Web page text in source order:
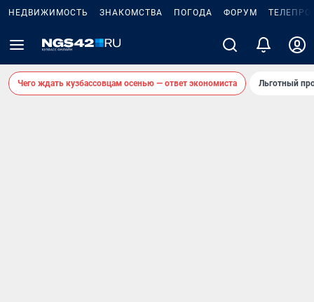
НЕДВИЖИМОСТЬ ЗНАКОМСТВА ПОГОДА ФОРУМ
Чего ждать кузбассовцам осенью — ответ экономиста Льготный